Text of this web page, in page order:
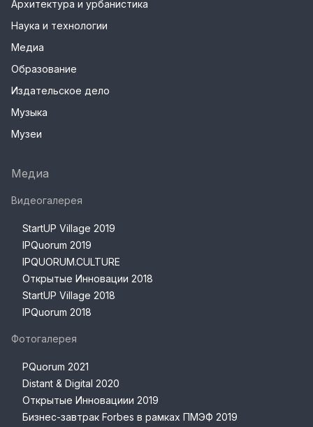
Архитектура и урбанистика
Наука и технологии
Медиа
Образование
Издательское дело
Музыка
Музеи
Медиа
Видеогалерея
StartUP Village 2019
IPQuorum 2019
IPQUORUM.CULTURE
Открытые Инновации 2018
StartUP Village 2018
IPQuorum 2018
Фотогалерея
PQuorum 2021
Distant & Digital 2020
Открытые Инновациии 2019
Бизнес-завтрак Forbes в рамках ПМЭФ 2019